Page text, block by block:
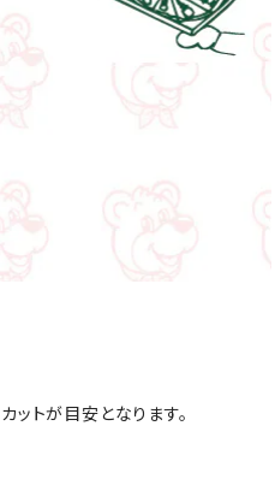
ットが目安となります。